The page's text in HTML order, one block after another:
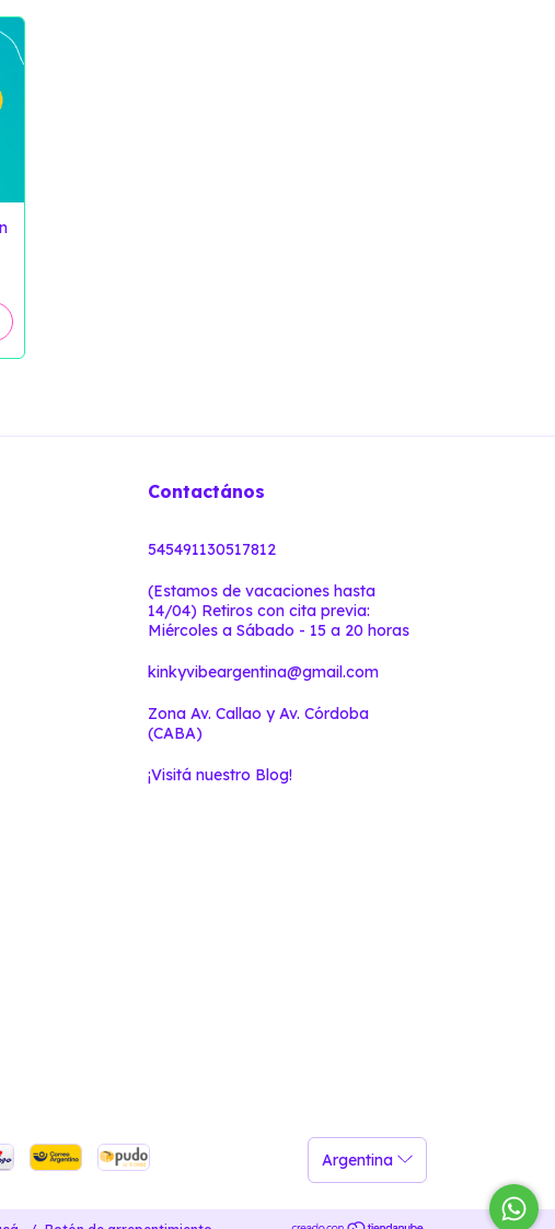
Contactános
545491130517812
(Estamos de vacaciones hasta
14/04) Retiros con cita previa:
Miércoles a Sábado - 15 a 20 horas
kinkyvibeargentina@gmail.com
Zona Av. Callao y Av. Córdoba
(CABA)
¡Visitá nuestro Blog!